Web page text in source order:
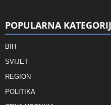
POPULARNA
BIH
SVIJET
REGION
POLITIKA